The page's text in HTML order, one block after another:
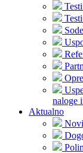
naloge
Aktualno